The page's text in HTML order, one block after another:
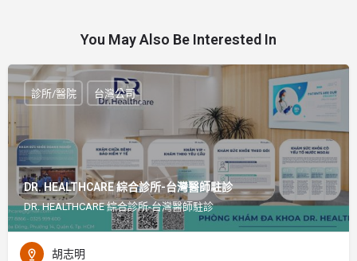
You May Also Be Interested In
DR. HEALTHCARE 綜合診所-台灣醫師駐診
DR. HEALTHCARE 綜合診所-台灣醫師駐診
診所/醫院 台灣公司
胡志明